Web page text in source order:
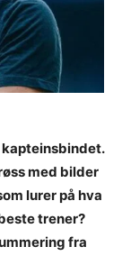
kapteinsbindet.
med bilder
lurer på hva
trener?
fra